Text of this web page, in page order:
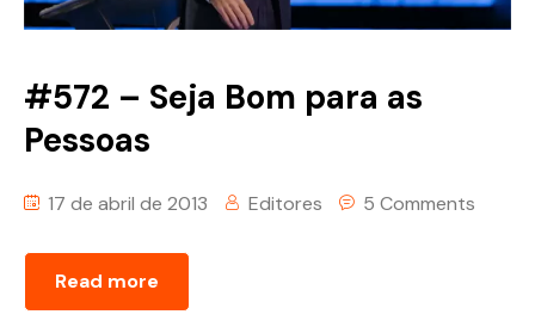
#572 – Seja Bom para as
Pessoas
17 de abril de 2013 Editores 5 Comments
Read more